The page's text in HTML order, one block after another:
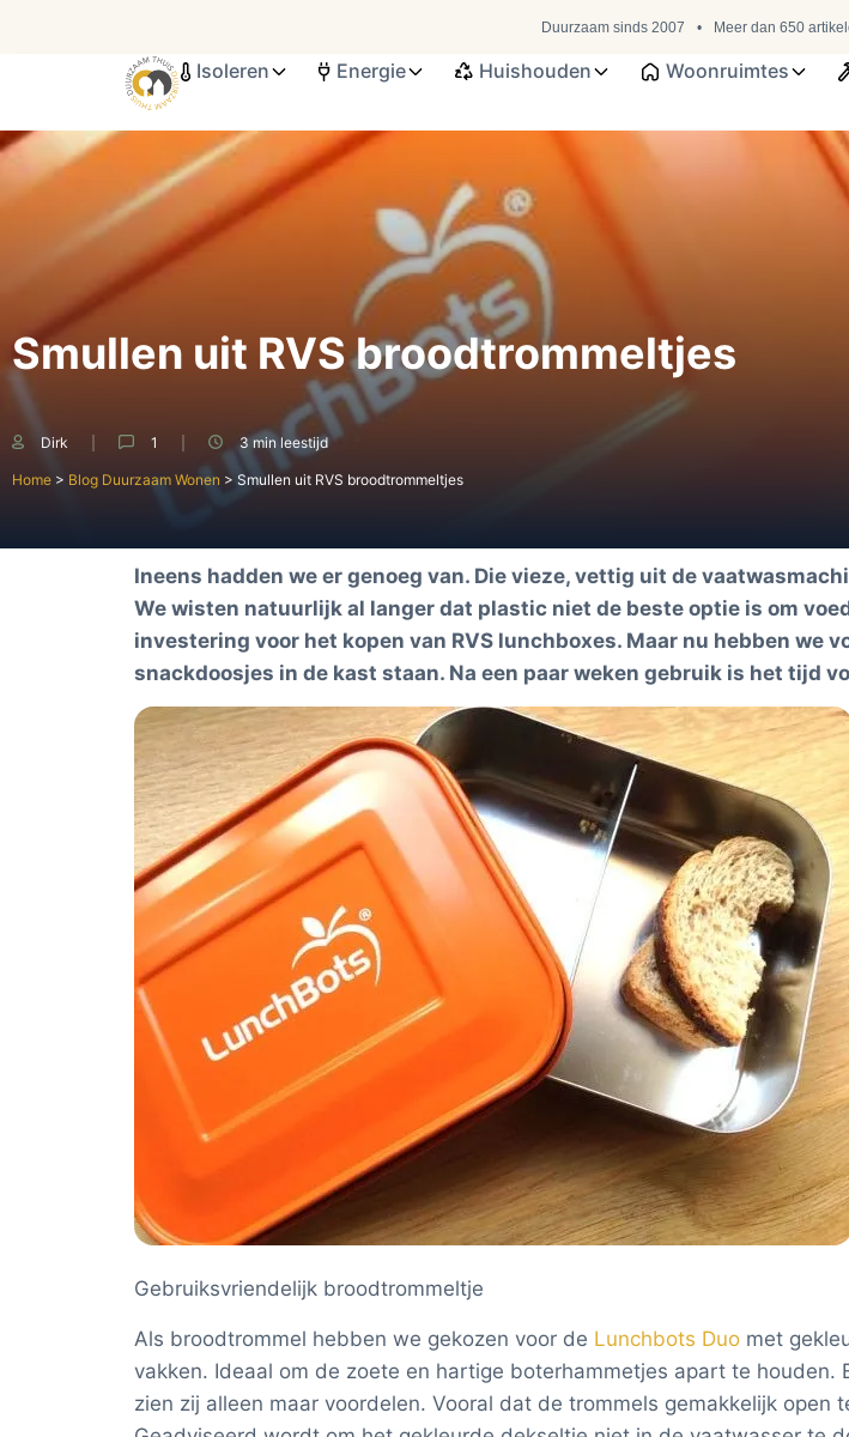
Duurzaam sinds 2007 Meer dan 650
Isoleren Energie Huishouden Woonruimtes
Smullen uit RVS broodtrommeltjes
Dirk 1 3 minleestijd
Home > Blog Duurzaam Wonen > Smullen uit RVS broodtrommeltjes
Ineens hadden we er genoeg van. Die vieze, vettig uit de
We wisten natuurlijk al langer dat plastic niet de beste optie is om
investering voor het kopen van RVS lunchboxes. Maar nu hebben we
snackdoosjes in de kast staan. Na een paar weken gebruik is het tijd
Gebruiksvriendelijk broodtrommeltje
Als broodtrommel hebben we gekozen voor de Lunchbots Duo met
vakken. Ideaal om de zoete en hartige boterhammetjes apart te
zien zij alleen maar voordelen. Vooral dat de trommels gemakkelijk